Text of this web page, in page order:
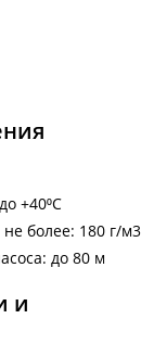
+40⁰С
более: 180 г/м3
до 80 м
и